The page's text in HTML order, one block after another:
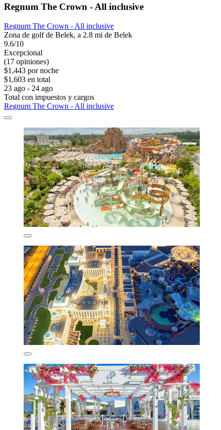
Regnum The Crown - All inclusive
Regnum The Crown - All inclusive
Zona de golf de Belek, a 2.8 mi de Belek
9.6/10
Excepcional
(17 opiniones)
$1,443 por noche
$1,603 en total
23 ago - 24 ago
Total con impuestos y cargos
Regnum The Crown - All inclusive